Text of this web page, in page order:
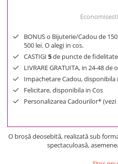
BONUS o Bijuterie/Cadou de
500 lei. O alegi in cos.
CASTIGI 5de puncte de
LIVRARE GRATUITA, in 24-48 de
Impachetare Cadou, disponibila
Felicitare, disponibila in Cos
Personalizarea Cadourilor*
O broșă deosebită, realizată sub
spectaculoasă,